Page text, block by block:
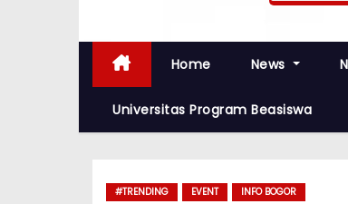
Home News
Universitas Program Beasiswa
#TRENDING EVENT INFO BOGOR